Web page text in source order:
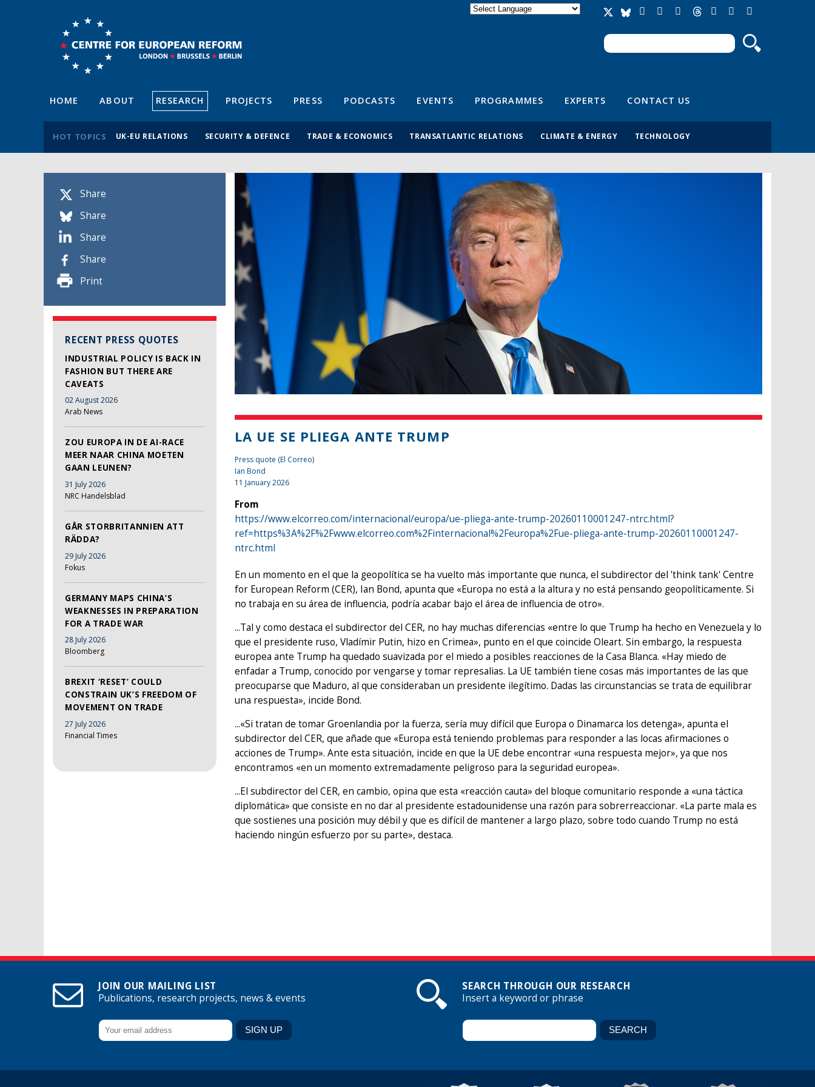
Search form
Search
HOME ABOUT RESEARCH PROJECTS PRESS PODCASTS EVENTS PROGRAMMES EXPERTS CONTACT US
HOT TOPICS UK-EU RELATIONS SECURITY & DEFENCE TRADE & ECONOMICS TRANSATLANTIC RELATIONS CLIMATE & ENERGY TECHNOLOGY
Share
Share
Share
Share
Print
RECENT PRESS QUOTES
INDUSTRIAL POLICY IS BACK IN
FASHION BUT THERE ARE
CAVEATS
02 August 2026
Arab News
ZOU EUROPA IN DE AI-RACE
MEER NAAR CHINA MOETEN
GAAN LEUNEN?
31 July 2026
NRC Handelsblad
GÅR STORBRITANNIEN ATT
RÄDDA?
29 July 2026
Fokus
GERMANY MAPS CHINA’S
WEAKNESSES IN PREPARATION
FOR A TRADE WAR
28 July 2026
Bloomberg
BREXIT ‘RESET’ COULD
CONSTRAIN UK’S FREEDOM OF
MOVEMENT ON TRADE
27 July 2026
Financial Times
LA UE SE PLIEGA ANTE TRUMP
Press quote (El Correo)
Ian Bond
11 January 2026
From
https://www.elcorreo.com/internacional/europa/ue-pliega-ante-trump-20260110001247-ntrc.html?
ref=https%3A%2F%2Fwww.elcorreo.com%2Finternacional%2Feuropa%2Fue-pliega-ante-trump-20260110001247-
ntrc.html
En un momento en el que la geopolítica se ha vuelto más importante que nunca, el subdirector del 'think tank' Centre
for European Reform (CER), Ian Bond, apunta que «Europa no está a la altura y no está pensando geopolíticamente. Si
no trabaja en su área de influencia, podría acabar bajo el área de influencia de otro».
...Tal y como destaca el subdirector del CER, no hay muchas diferencias «entre lo que Trump ha hecho en Venezuela y lo
que el presidente ruso, Vladímir Putin, hizo en Crimea», punto en el que coincide Oleart. Sin embargo, la respuesta
europea ante Trump ha quedado suavizada por el miedo a posibles reacciones de la Casa Blanca. «Hay miedo de
enfadar a Trump, conocido por vengarse y tomar represalias. La UE también tiene cosas más importantes de las que
preocuparse que Maduro, al que consideraban un presidente ilegítimo. Dadas las circunstancias se trata de equilibrar
una respuesta», incide Bond.
...«Si tratan de tomar Groenlandia por la fuerza, sería muy difícil que Europa o Dinamarca los detenga», apunta el
subdirector del CER, que añade que «Europa está teniendo problemas para responder a las locas afirmaciones o
acciones de Trump». Ante esta situación, incide en que la UE debe encontrar «una respuesta mejor», ya que nos
encontramos «en un momento extremadamente peligroso para la seguridad europea».
...El subdirector del CER, en cambio, opina que esta «reacción cauta» del bloque comunitario responde a «una táctica
diplomática» que consiste en no dar al presidente estadounidense una razón para sobrerreaccionar. «La parte mala es
que sostienes una posición muy débil y que es difícil de mantener a largo plazo, sobre todo cuando Trump no está
haciendo ningún esfuerzo por su parte», destaca.
JOIN OUR MAILING LIST
Publications, research projects, news & events
SEARCH THROUGH OUR RESEARCH
Insert a keyword or phrase